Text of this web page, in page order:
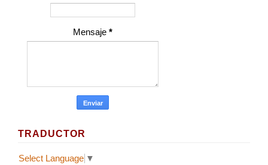
Mensaje *
TRADUCTOR
Select Language ▼